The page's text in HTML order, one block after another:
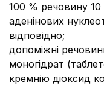
100 % речовину 10
аденінових
відповідно;
допоміжні
моногідрат
кремнію діоксид